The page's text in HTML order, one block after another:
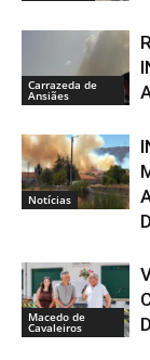
Carrazeda de
Ansiães
Notícias
Macedo de
Cavaleiros